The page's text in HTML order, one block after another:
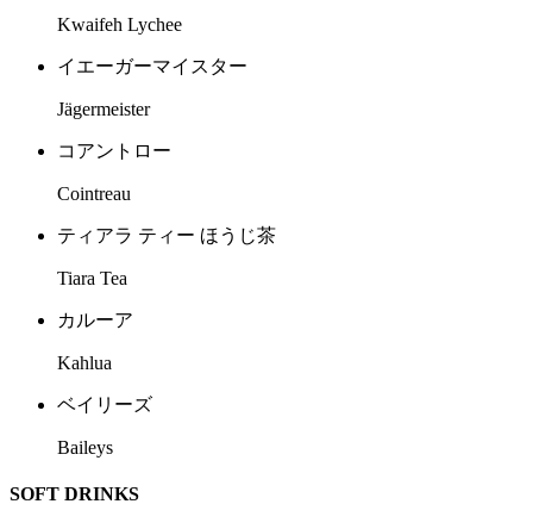
Kwaifeh Lychee
イエーガーマイスター
Jägermeister
コアントロー
Cointreau
ティアラ ティー ほうじ茶
Tiara Tea
カルーア
Kahlua
ベイリーズ
Baileys
SOFT DRINKS